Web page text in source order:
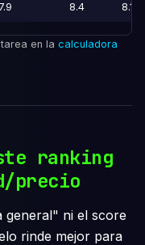
7.9 8.4 8.1
en la calculadora
ranking
precio
general" ni el score
rinde mejor para